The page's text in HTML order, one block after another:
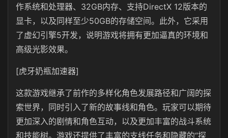
作系统和处理器、32GB内存、支持DirectX 12版本的
显卡，以及同样至少50GB的存储空间。此外，它采用
了虚幻引擎5开发，说明游戏将拥有更加逼真的环境和
高级光影效果。
[虎牙奶瓶加速器]
这款游戏继承了前作的多样化角色发展路径和广阔的探
索世界，同时引入了新的故事线和角色。玩家可以期待
更加深入的剧情和角色互动，以及更加丰富的战斗系统
和技能树。游戏还提供了丰富的支线任务和隐藏的“探